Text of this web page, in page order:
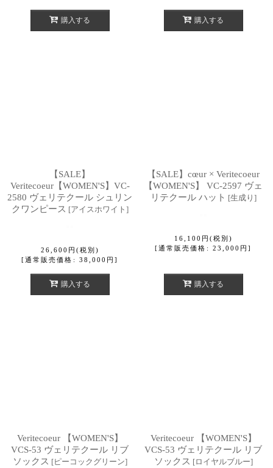
購入する 購入する
【SALE】
Veritecoeur【WOMEN'S】VC-
2580 ヴェリテクール シュリン
クワンピース [アイスホワイト ]
26,600 円 (税別)
[通常販売価格 : 38,000 円 ]
購入する
【SALE】cœur × Veritecoeur
【WOMEN'S】 VC-2597 ヴェ
リテクール ハット [生成り ]
16,100 円 (税別)
[通常販売価格 : 23,000 円 ]
購入する
Veritecoeur 【WOMEN'S】
VCS-53 ヴェリテクール リブ
ソックス [ピーコックグリーン]
Veritecoeur 【WOMEN'S】
VCS-53 ヴェリテクール リブ
ソックス [ロイヤルブルー]